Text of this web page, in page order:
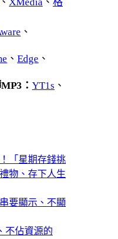
、 XMedia 、 格
、
、 Edge 、
： YT1s 、
「星期存錢挑
物、存下人生
要顯示、不顯
不佔資源的